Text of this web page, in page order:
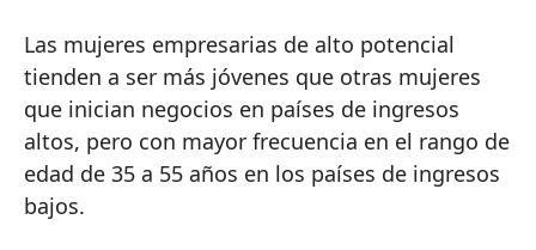
Las mujeres empresarias de alto potencial
tienden a ser más jóvenes que otras mujeres
que inician negocios en países de ingresos
altos, pero con mayor frecuencia en el rango de
edad de 35 a 55 años en los países de ingresos
bajos.